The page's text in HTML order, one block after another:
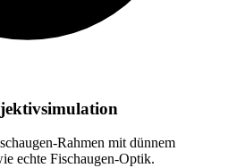
Rahmen mit dünnem
echte Fischaugen-Optik.